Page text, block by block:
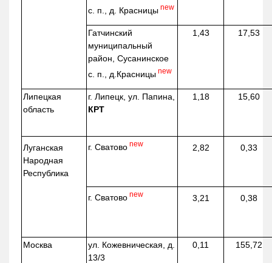
с. п., д. Красницы new
Гатчинский
муниципальный
район, Сусанинское
с. п.,д.Красницы new
1,43 17,53
Липецкая
область
г. Липецк, ул. Папина,
КРТ
1,18 15,60
Луганская
Народная
Республика
г. Сватово new 2,82 0,33
г. Сватово new 3,21 0,38
Москва ул. Кожевническая , д.
13/3
0,11 155,72